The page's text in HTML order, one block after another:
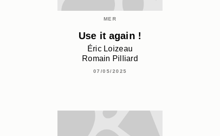
MER
Use it again !
Éric Loizeau
Romain Pilliard
07/05/2025